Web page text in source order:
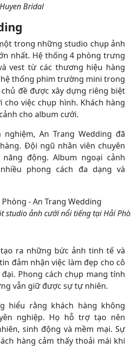
Bridal
trong những studio chụp ảnh
nhất. Hệ thống 4 phòng trưng
vest từ các thương hiệu hàng
hệ thống phim trường mini trong
đề được xây dựng riêng biệt
việc chụp hình. Khách hàng
cho album cưới.
An Trang Wedding đã
Đội ngũ nhân viên chuyên
động. Album ngoại cảnh
phong cách đa dạng và
studio ảnh cưới nổi tiếng tại Hải
ra những bức ảnh tinh tế và
đảm nhận việc làm đẹp cho cô
Phong cách chụp mang tính
vẫn giữ được sự tự nhiên.
hiểu rằng khách hàng không
nghiệp. Họ hỗ trợ tạo nên
sinh động và mềm mại. Sự
hàng cảm thấy thoải mái khi